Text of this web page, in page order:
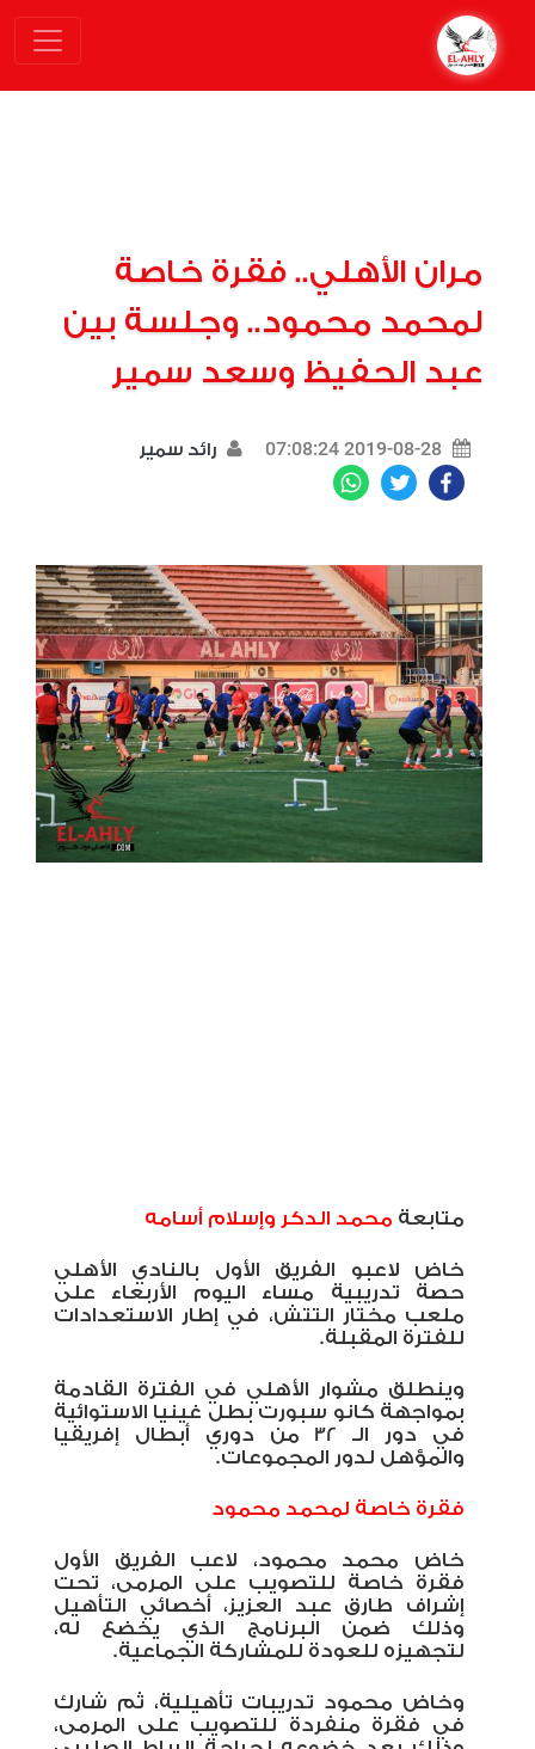
مران الأهلي.. فقرة خاصة
لمحمد محمود.. وجلسة بين
عبد الحفيظ وسعد سمير
2019-08-28 07:08:24 رائد سمير
Facebook
Twitter
متابعة محمد الدكر وإسلام أسامه
خاض لاعبو الفريق الأول بالنادي الأهلي
حصة تدريبية مساء اليوم الأربعاء على
ملعب مختار التتش، في إطار الاستعدادات
للفترة المقبلة.
وينطلق مشوار الأهلي في الفترة القادمة
بمواجهة كانو سبورت بطل غينيا الاستوائية
في دور الـ 32 من دوري أبطال إفريقيا
والمؤهل لدور المجموعات.
فقرة خاصة لمحمد محمود
خاض محمد محمود، لاعب الفريق الأول
فقرة خاصة للتصويب على المرمى، تحت
إشراف طارق عبد العزيز، أخصائي التأهيل
وذلك ضمن البرنامج الذي يخضع له،
لتجهيزه للعودة للمشاركة الجماعية.
وخاض محمود تدريبات تأهيلية، ثم شارك
في فقرة منفردة للتصويب على المرمى،